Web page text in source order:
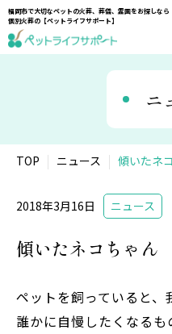
福岡市で大切なペットの火葬、葬儀、霊園をお探しなら
個別火葬の【ペットライフサポート】
ニ
TOP ニュース 傾いたネ
2018年3月16日 ニュース
傾いたネコちゃん
ペットを飼っていると、
誰かに自慢したくなるも